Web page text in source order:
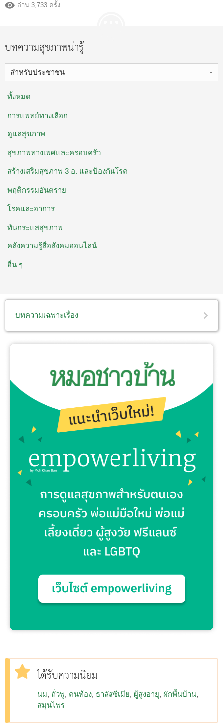
อ่าน 3,733 ครั้ง
บทความสุขภาพน่ารู้
สำหรับประชาชน
ทั้งหมด
การแพทย์ทางเลือก
ดูแลสุขภาพ
สุขภาพทางเพศและครอบครัว
สร้างเสริมสุขภาพ 3 อ. ​และป้องกันโรค
พฤติกรรมอันตราย
โรคและอาการ
ทันกระแสสุขภาพ
คลังความรู้สื่อสังคมออนไลน์
อื่น ๆ
บทความเฉพาะเรื่อง
ได้รับความนิยม
นม ถั่วพู คนท้อง ธาลัสซีเมีย ผู้สูงอายุ ผักพื้นบ้าน
สมุนไพร